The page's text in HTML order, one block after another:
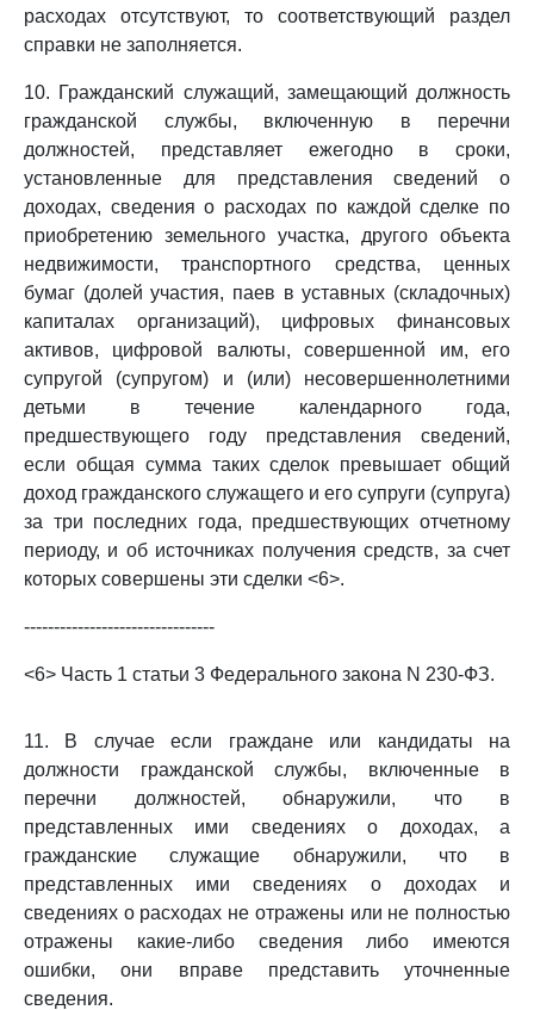
расходах отсутствуют, то соответствующий раздел
справки не заполняется.
10. Гражданский служащий, замещающий должность
гражданской службы, включенную в перечни
должностей, представляет ежегодно в сроки,
установленные для представления сведений о
доходах, сведения о расходах по каждой сделке по
приобретению земельного участка, другого объекта
недвижимости, транспортного средства, ценных
бумаг (долей участия, паев в уставных (складочных)
капиталах организаций), цифровых финансовых
активов, цифровой валюты, совершенной им, его
супругой (супругом) и (или) несовершеннолетними
детьми в течение календарного года,
предшествующего году представления сведений,
если общая сумма таких сделок превышает общий
доход гражданского служащего и его супруги (супруга)
за три последних года, предшествующих отчетному
периоду, и об источниках получения средств, за счет
которых совершены эти сделки <6>.
--------------------------------
<6> Часть 1 статьи 3 Федерального закона N 230-ФЗ.
11. В случае если граждане или кандидаты на
должности гражданской службы, включенные в
перечни должностей, обнаружили, что в
представленных ими сведениях о доходах, а
гражданские служащие обнаружили, что в
представленных ими сведениях о доходах и
сведениях о расходах не отражены или не полностью
отражены какие-либо сведения либо имеются
ошибки, они вправе представить уточненные
сведения.